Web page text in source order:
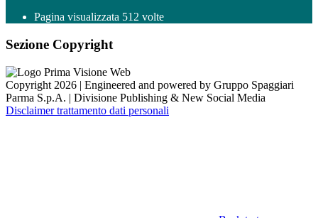
Pagina visualizzata 512 volte
Sezione Copyright
Copyright 2026 | Engineered and powered by Gruppo Spaggiari
Parma S.p.A. | Divisione Publishing & New Social Media
Disclaimer trattamento dati personali